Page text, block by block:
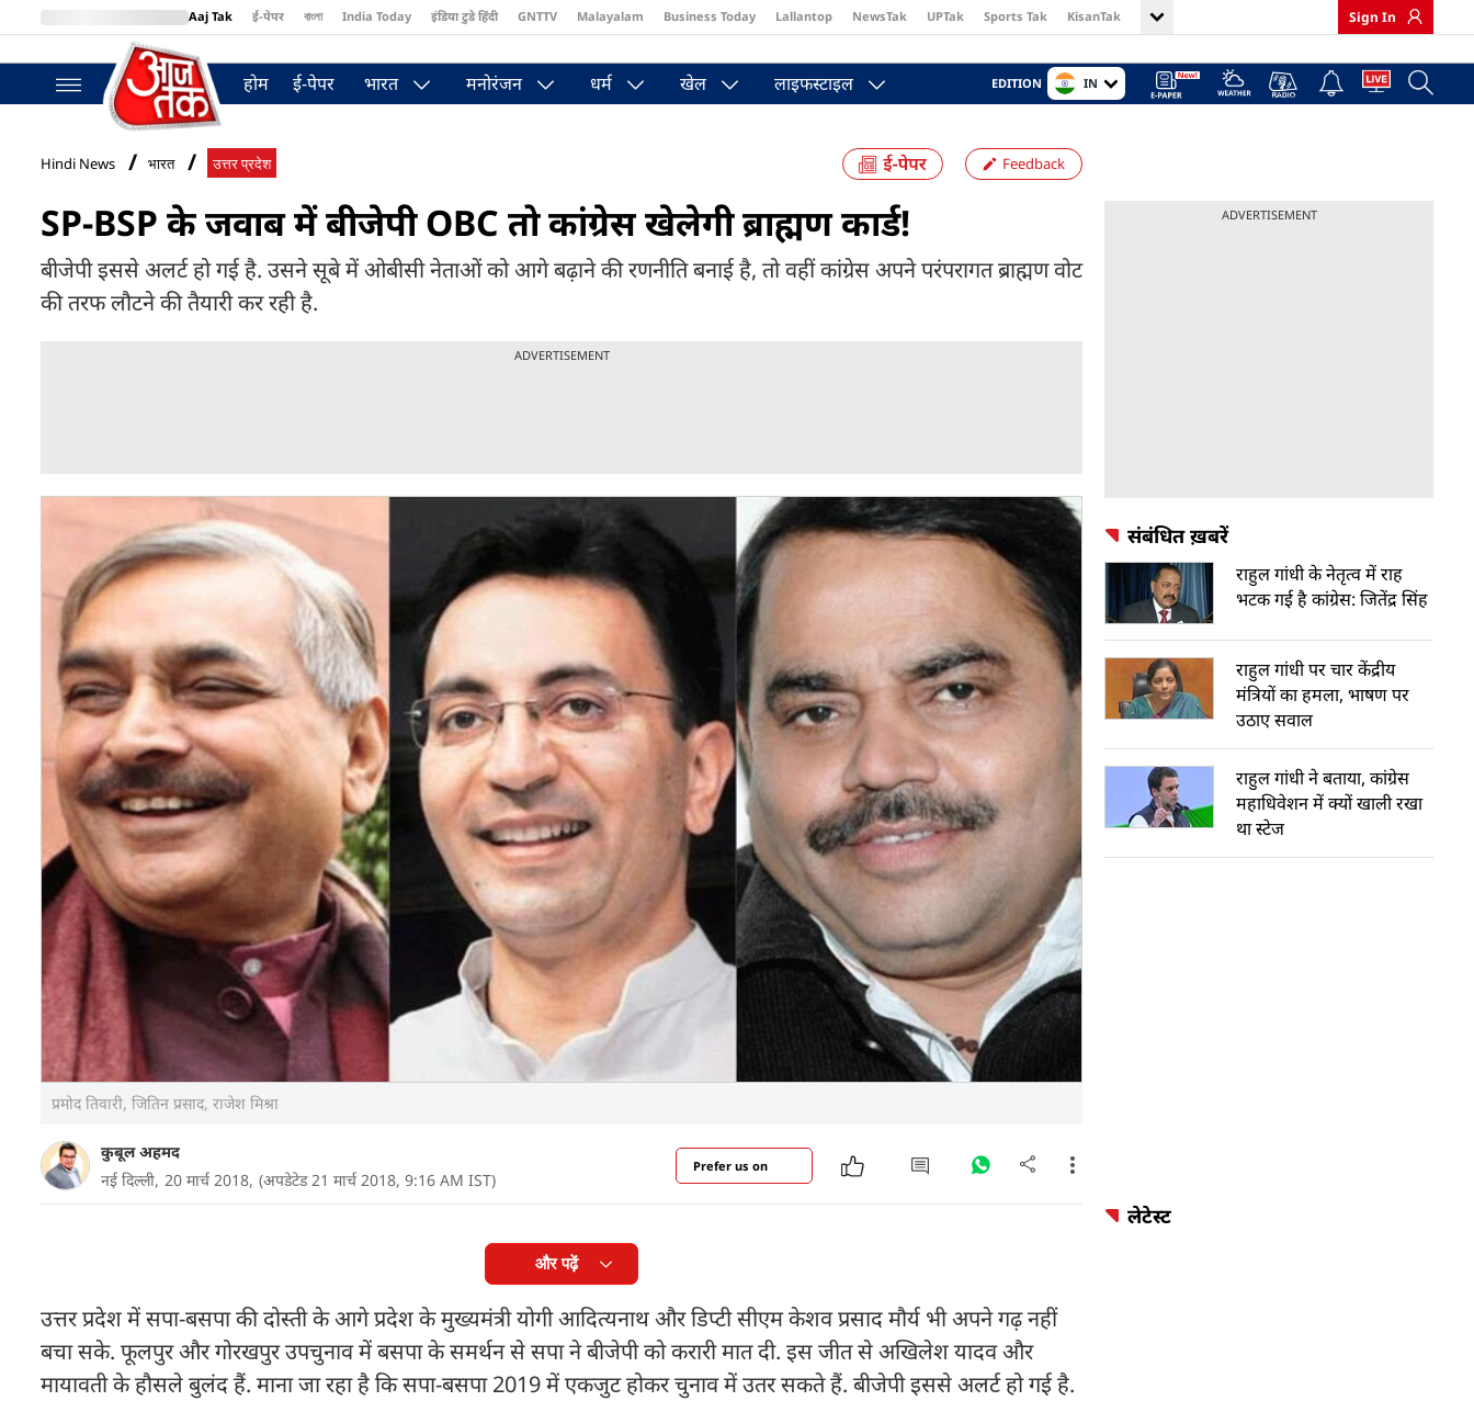
Aaj Tak ई-पेपर বাংলা India Today इंडिया टुडे हिंदी GNTTV Malayalam Business Today Lallantop NewsTak UPTak Sports Tak KisanTak
BT Bazaar
Sign In
होम ई-पेपर भारत मनोरंजन धर्म खेल लाइफस्टाइल EDITION IN
Hindi News भारत उत्तर प्रदेश Feedback
SP-BSP के जवाब में बीजेपी OBC तो कांग्रेस खेलेगी ब्राह्मण कार्ड!
बीजेपी इससे अलर्ट हो गई है. उसने सूबे में ओबीसी नेताओं को आगे बढ़ाने की रणनीति बनाई है, तो वहीं कांग्रेस अपने परंपरागत ब्राह्मण वोट
की तरफ लौटने की तैयारी कर रही है.
ADVERTISEMENT
प्रमोद तिवारी, जितिन प्रसाद, राजेश मिश्रा
कुबूल अहमद
नई दिल्ली, 20 मार्च 2018, (अपडेटेड 21 मार्च 2018, 9:16 AM IST)
Prefer us on
और पढ़ें
उत्तर प्रदेश में सपा-बसपा की दोस्ती के आगे प्रदेश के मुख्यमंत्री योगी आदित्यनाथ और डिप्टी सीएम केशव प्रसाद मौर्य भी अपने गढ़ नहीं
बचा सके. फूलपुर और गोरखपुर उपचुनाव में बसपा के समर्थन से सपा ने बीजेपी को करारी मात दी. इस जीत से अखिलेश यादव और
मायावती के हौसले बुलंद हैं. माना जा रहा है कि सपा-बसपा 2019 में एकजुट होकर चुनाव में उतर सकते हैं. बीजेपी इससे अलर्ट हो गई है.
ADVERTISEMENT
संबंधित ख़बरें
राहुल गांधी के नेतृत्व में राह
भटक गई है कांग्रेस: जितेंद्र सिंह
राहुल गांधी पर चार केंद्रीय
मंत्रियों का हमला, भाषण पर
उठाए सवाल
राहुल गांधी ने बताया, कांग्रेस
महाधिवेशन में क्यों खाली रखा
था स्टेज
लेटेस्ट